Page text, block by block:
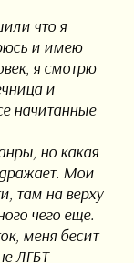
что я
и имею
я смотрю
и
начитанные
но какая
Мои
там на верху
чего еще.
меня бесит
ЛГБТ